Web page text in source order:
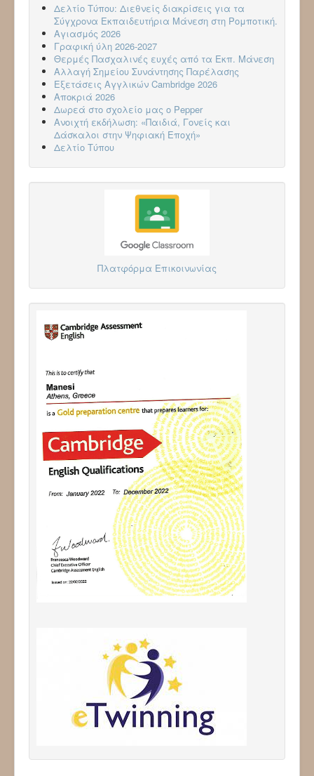
Δελτίο Τύπου: Διεθνείς διακρίσεις για τα
Σύγχρονα Εκπαιδευτήρια Μάνεση στη Ρομποτική.
Αγιασμός 2026
Γραφική ύλη 2026-2027
Θερμές Πασχαλινές ευχές από τα Εκπ. Μάνεση
Αλλαγή Σημείου Συνάντησης Παρέλασης
Εξετάσεις Αγγλικών Cambridge 2026
Aποκριά 2026
Δωρεά στο σχολείο μας ο Pepper
Ανοιχτή εκδήλωση: «Παιδιά, Γονείς και
Δάσκαλοι στην Ψηφιακή Εποχή»
Δελτίο Τύπου
Πλατφόρμα Επικοινωνίας